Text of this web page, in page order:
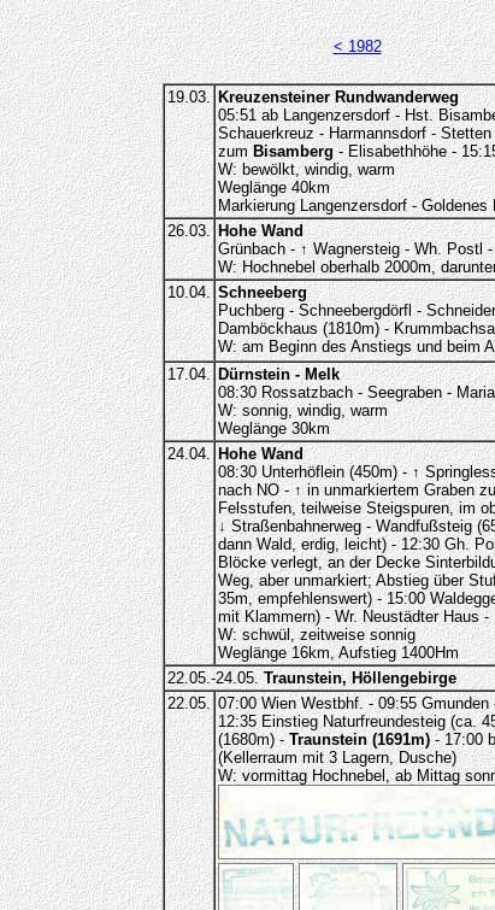
< 1982
19.03. Kreuzensteiner Rundwanderweg
05:51 ab Langenzersdorf - Hst.
Schauerkreuz - Harmannsdorf -
zumBisamberg- Elisabethhöhe -
W: bewölkt, windig, warm
Weglänge 40km
Markierung Langenzersdorf -
26.03. Hohe Wand
Grünbach - ↑ Wagnersteig - Wh. Postl
W: Hochnebel oberhalb 2000m,
10.04. Schneeberg
Puchberg - Schneebergdörfl -
Damböckhaus (1810m) -
W: am Beginn des Anstiegs und beim
17.04. Dürnstein - Melk
08:30 Rossatzbach - Seegraben -
W: sonnig, windig, warm
Weglänge 30km
24.04. Hohe Wand
08:30 Unterhöflein (450m) - ↑
nach NO - ↑ in unmarkiertem Graben
Felsstufen, teilweise Steigspuren, im
↓ Straßenbahnerweg - Wandfußsteig
dann Wald, erdig, leicht) - 12:30 Gh.
Blöcke verlegt, an der Decke
Weg, aber unmarkiert; Abstieg über
35m, empfehlenswert) - 15:00
mit Klammern) - Wr. Neustädter Haus
W: schwül, zeitweise sonnig
Weglänge 16km, Aufstieg 1400Hm
22.05.-24.05. Traunstein, Höllengebirge
22.05. 07:00 Wien Westbhf. - 09:55
12:35 Einstieg Naturfreundesteig (ca.
(1680m) -Traunstein (1691m)- 17:00
(Kellerraum mit 3 Lagern, Dusche)
W: vormittag Hochnebel, ab Mittag